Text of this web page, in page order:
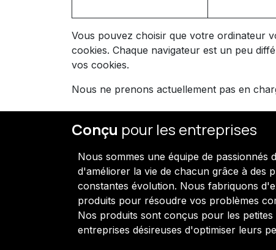
Vous pouvez choisir que votre ordinateur
cookies. Chaque navigateur est un peu
vos cookies.
Nous ne prenons actuellement pas en
Conçu pour les entreprises
Nous sommes une équipe de passionnés
d'améliorer la vie de chacun grâce à des
constantes évolution. Nous fabriquons
produits pour résoudre vos problèmes
Nos produits sont conçus pour les petites
entreprises désireuses d'optimiser leurs